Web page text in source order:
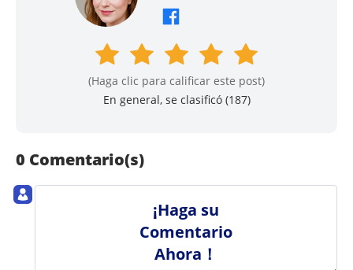
(Haga clic para calificar este post)
En general, se clasificó (187)
0 Comentario(s)
¡Haga su
Comentario
Ahora！